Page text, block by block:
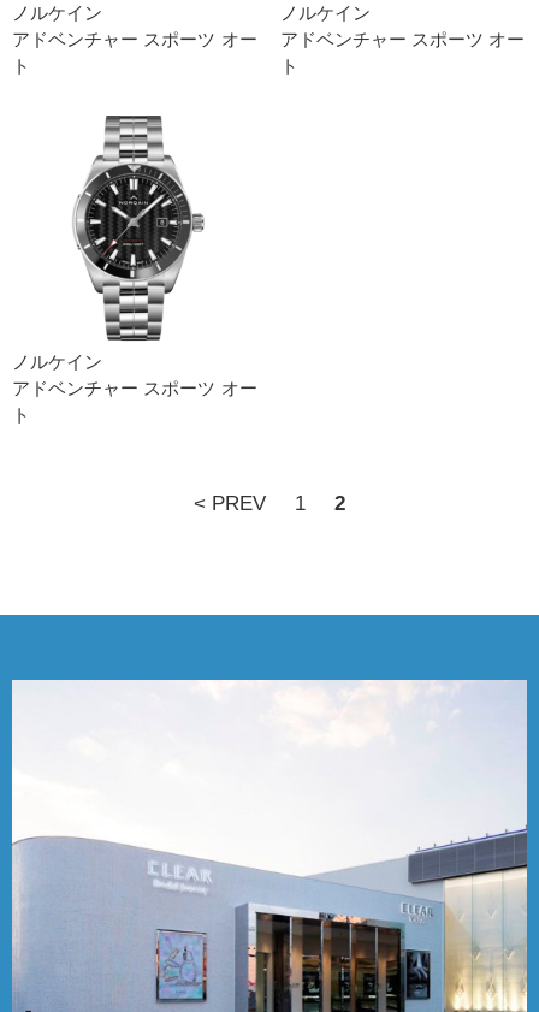
ノルケイン
アドベンチャー スポーツ オー
ト
ノルケイン
アドベンチャー スポーツ オー
ト
ノルケイン
アドベンチャー スポーツ オー
ト
< PREV 1 2